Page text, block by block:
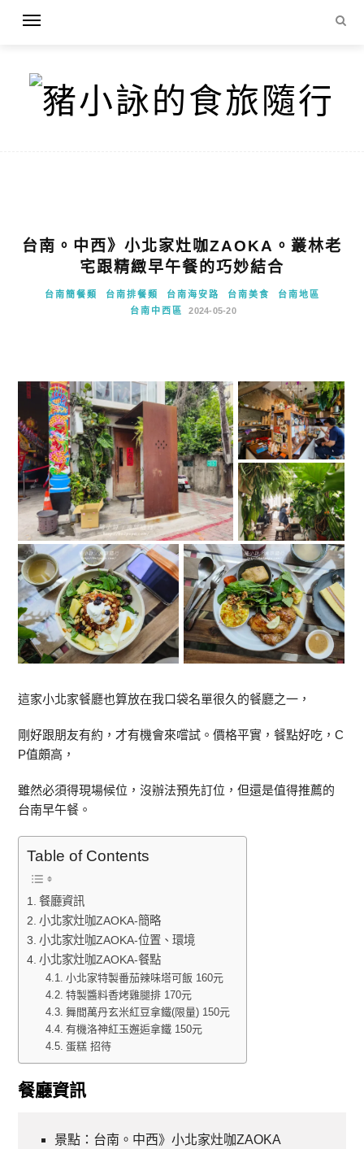
台南。中西》小北家灶咖ZAOKA。叢林老
宅跟精緻早午餐的巧妙結合
台南簡餐類 台南排餐類 台南海安路 台南美食
台南地區
台南中西區
2024-05-20
這家小北家餐廳也算放在我口袋名單很久的餐廳之一，
剛好跟朋友有約，才有機會來嚐試。價格平實，餐點好吃，C
P值頗高，
雖然必須得現場候位，沒辦法預先訂位，但還是值得推薦的
台南早午餐。
Table of Contents
餐廳資訊
小北家灶咖ZAOKA-簡略
小北家灶咖ZAOKA-位置、環境
小北家灶咖ZAOKA-餐點
小北家特製番茄辣味塔可飯 160元
特製醬料香烤雞腿排 170元
舞間萬丹玄米紅豆拿鐵(限量) 150元
有機洛神紅玉邂逅拿鐵 150元
蛋糕 招待
餐廳資訊
景點：台南。中西》小北家灶咖ZAOKA